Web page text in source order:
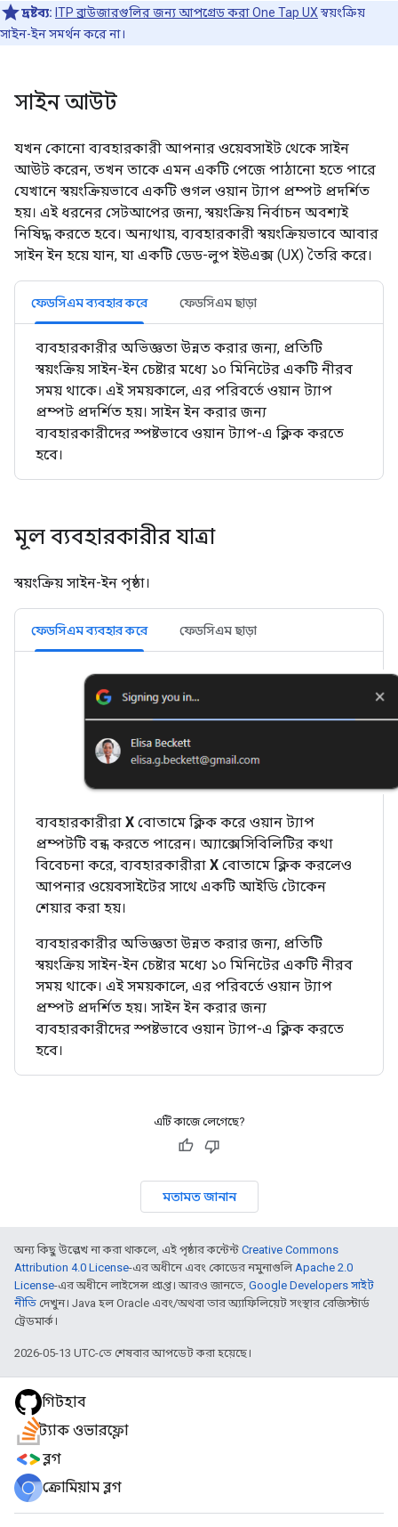
দ্রষ্টব্য: ITP ব্রাউজারগুলির জন্য আপগ্রেড করা One Tap UXস্বয়ংক্রিয়
সাইন-ইন সমর্থন করে না।
সাইন আউট
যখন কোনো ব্যবহারকারী আপনার ওয়েবসাইট থেকে সাইন
আউট করেন, তখন তাকে এমন একটি পেজে পাঠানো হতে পারে
যেখানে স্বয়ংক্রিয়ভাবে একটি গুগল ওয়ান ট্যাপ প্রম্পট প্রদর্শিত
হয়। এই ধরনের সেটআপের জন্য, স্বয়ংক্রিয় নির্বাচন অবশ্যই
নিষিদ্ধ করতে হবে। অন্যথায়, ব্যবহারকারী স্বয়ংক্রিয়ভাবে আবার
সাইন ইন হয়ে যান, যা একটি ডেড-লুপ ইউএক্স (UX) তৈরি করে।
ফেডসিএম ব্যবহার করে ফেডসিএম ছাড়া
ব্যবহারকারীর অভিজ্ঞতা উন্নত করার জন্য, প্রতিটি
স্বয়ংক্রিয় সাইন-ইন চেষ্টার মধ্যে ১০ মিনিটের একটি নীরব
সময় থাকে। এই সময়কালে, এর পরিবর্তে ওয়ান ট্যাপ
প্রম্পট প্রদর্শিত হয়। সাইন ইন করার জন্য
ব্যবহারকারীদের স্পষ্টভাবে ওয়ান ট্যাপ-এ ক্লিক করতে
হবে।
মূল ব্যবহারকারীর যাত্রা
স্বয়ংক্রিয় সাইন-ইন পৃষ্ঠা।
ফেডসিএম ব্যবহার করে ফেডসিএম ছাড়া
ব্যবহারকারীরা X বোতামে ক্লিক করে ওয়ান ট্যাপ
প্রম্পটটি বন্ধ করতে পারেন। অ্যাক্সেসিবিলিটির কথা
বিবেচনা করে, ব্যবহারকারীরা X বোতামে ক্লিক করলেও
আপনার ওয়েবসাইটের সাথে একটি আইডি টোকেন
শেয়ার করা হয়।
ব্যবহারকারীর অভিজ্ঞতা উন্নত করার জন্য, প্রতিটি
স্বয়ংক্রিয় সাইন-ইন চেষ্টার মধ্যে ১০ মিনিটের একটি নীরব
সময় থাকে। এই সময়কালে, এর পরিবর্তে ওয়ান ট্যাপ
প্রম্পট প্রদর্শিত হয়। সাইন ইন করার জন্য
ব্যবহারকারীদের স্পষ্টভাবে ওয়ান ট্যাপ-এ ক্লিক করতে
হবে।
এটি কাজে লেগেছে?
মতামত জানান
অন্য কিছু উল্লেখ না করা থাকলে, এই পৃষ্ঠার কন্টেন্ট Creative Commons
Attribution 4.0 License-এর অধীনে এবং কোডের নমুনাগুলি Apache 2.0
License-এর অধীনে লাইসেন্স প্রাপ্ত। আরও জানতে, Google Developers সাইট
নীতি দেখুন। Java হল Oracle এবং/অথবা তার অ্যাফিলিয়েট সংস্থার রেজিস্টার্ড
ট্রেডমার্ক।
2026-05-13 UTC-তে শেষবার আপডেট করা হয়েছে।
গিটহাব
স্ট্যাক ওভারফ্লো
ব্লগ
ক্রোমিয়াম ব্লগ